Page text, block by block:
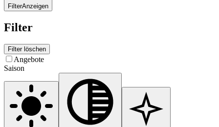
FilterAnzeigen
Filter
Filter löschen
Angebote
Saison